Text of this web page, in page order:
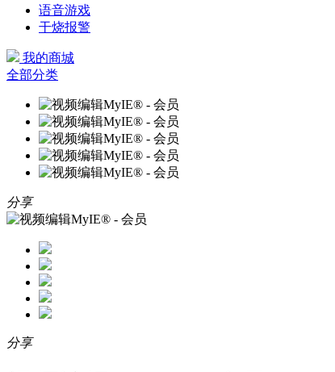
语音游戏
干烧报警
我的商城
全部分类
分享
分享